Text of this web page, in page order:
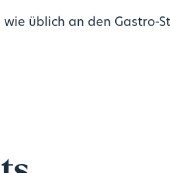
wie üblich an den Gastro-